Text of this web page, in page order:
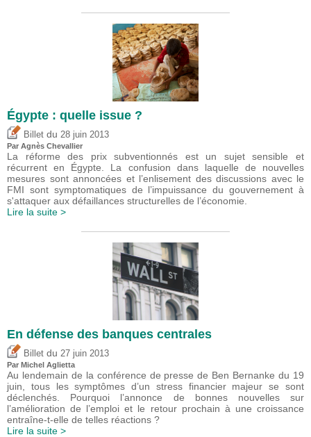
Égypte : quelle issue ?
Billet du 28 juin 2013
Par Agnès Chevallier
La réforme des prix subventionnés est un sujet sensible et
récurrent en Égypte. La confusion dans laquelle de nouvelles
mesures sont annoncées et l’enlisement des discussions avec le
FMI sont symptomatiques de l’impuissance du gouvernement à
s'attaquer aux défaillances structurelles de l’économie.
Lire la suite >
En défense des banques centrales
Billet du 27 juin 2013
Par Michel Aglietta
Au lendemain de la conférence de presse de Ben Bernanke du 19
juin, tous les symptômes d’un stress financier majeur se sont
déclenchés. Pourquoi l’annonce de bonnes nouvelles sur
l’amélioration de l’emploi et le retour prochain à une croissance
entraîne-t-elle de telles réactions ?
Lire la suite >